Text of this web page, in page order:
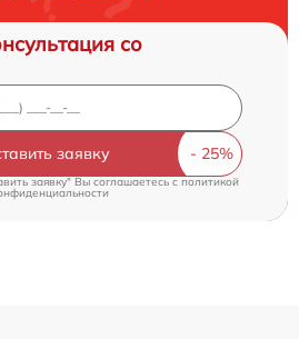
со
заявку
заявку" Вы соглашаетесь cполитикой